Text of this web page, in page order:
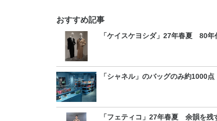
おすすめ記事
「ケイスケヨシダ」27年春夏 80
「シャネル」のバッグのみ約1000
「フェティコ」27年春夏 余韻を残